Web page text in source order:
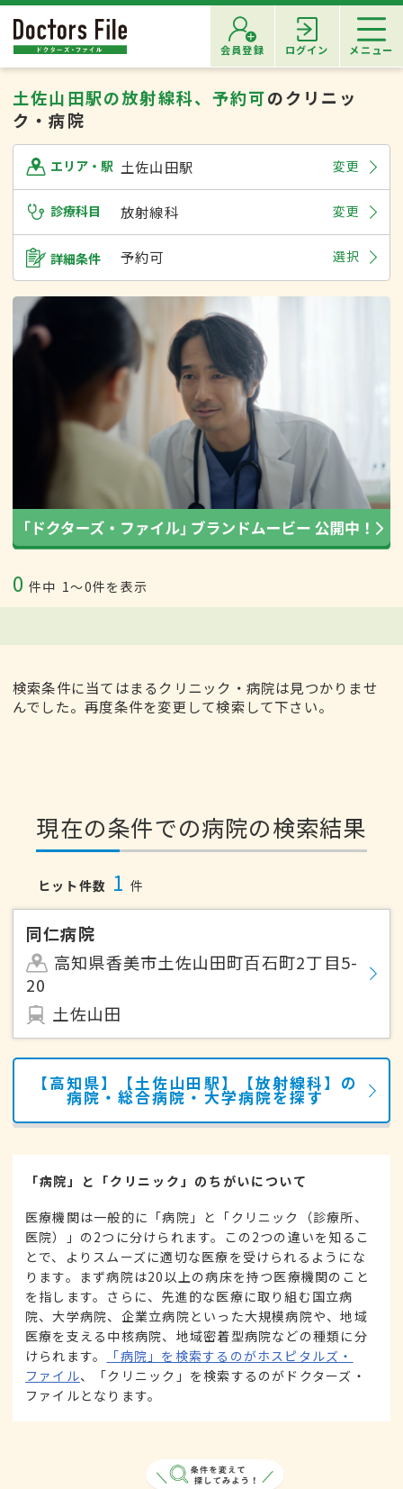
会員登録 ログイン メニュー
土佐山田駅の放射線科、予約可のクリニッ
ク・病院
エリア・駅 土佐山田駅 変更
診療科目 放射線科 変更
詳細条件 予約可 選択
0 件中 1〜0件を表示
検索条件に当てはまるクリニック・病院は見つかりませ
んでした。再度条件を変更して検索して下さい。
現在の条件での病院の検索結果
ヒット件数 1 件
同仁病院
高知県香美市土佐山田町百石町2丁目5-
20
土佐山田
【高知県】【土佐山田駅】【放射線科】の
病院・総合病院・大学病院を探す
「病院」と「クリニック」のちがいについて
医療機関は一般的に「病院」と「クリニック（診療所、
医院）」の2つに分けられます。この2つの違いを知るこ
とで、よりスムーズに適切な医療を受けられるようにな
ります。まず病院は20以上の病床を持つ医療機関のこと
を指します。さらに、先進的な医療に取り組む国立病
院、大学病院、企業立病院といった大規模病院や、地域
医療を支える中核病院、地域密着型病院などの種類に分
けられます。
「病院」を検索するのがホスピタルズ・
ファイル、「クリニック」を検索するのがドクターズ・
ファイルとなります。